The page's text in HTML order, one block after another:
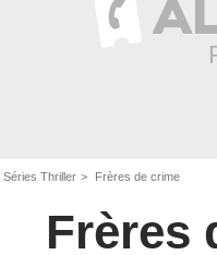
Séries Thriller Frères de crime
Frères